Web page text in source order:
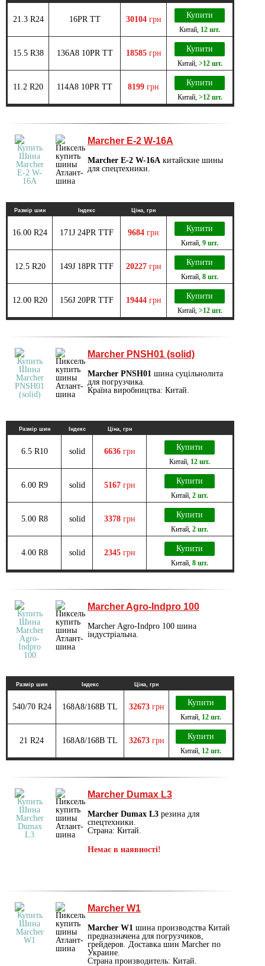
21.3 R24 16PR TT 30104 грн Купити
Китай 12 шт.
15.5 R38 136A8 10PR TT 18585 грн Купити
Китай, >12 шт.
11.2 R20 114A8 10PR TT 8199 грн Купити
Китай, >12 шт.
Marcher E-2 W-16A
Marcher E-2 W-16A китайские шины
для спецтехники.
Размір шин Індекс Ціна, грн
16.00 R24 171J 24PR TTF 9684 грн Купити
Китай 9 шт.
12.5 R20 149J 18PR TTF 20227 грн Купити
Китай 8 шт.
12.00 R20 156J 20PR TTF 19444 грн Купити
Китай, >12 шт.
Marcher PNSH01 (solid)
Marcher PNSH01 шина суцільнолита
для погрузчика.
Країна виробництва: Китай.
Размір шин Індекс Ціна, грн
6.5 R10 solid 6636 грн Купити
Китай 12 шт.
6.00 R9 solid 5167 грн Купити
Китай 2 шт.
5.00 R8 solid 3378 грн Купити
Китай 2 шт.
4.00 R8 solid 2345 грн Купити
Китай 8 шт.
Marcher Agro-Indpro 100
Marcher Agro-Indpro 100 шина
індустріальна.
Размір шин Індекс Ціна, грн
540/70 R24 168A8/168B TL 32673 грн Купити
Китай 12 шт.
21 R24 168A8/168B TL 32673 грн Купити
Китай 12 шт.
Marcher Dumax L3
Marcher Dumax L3 резина для
спецтехники.
Страна: Китай.
Немає в наявності!
Marcher W1
Marcher W1 шина производства Китай
предназначена для погрузчиков,
грейдеров. Доставка шин Marcher по
Украине.
Страна производитель: Китай.